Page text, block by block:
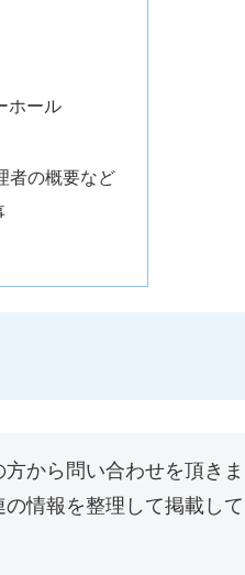
ホール
者の概要など
から問い合わせを頂き
情報を整理して掲載し